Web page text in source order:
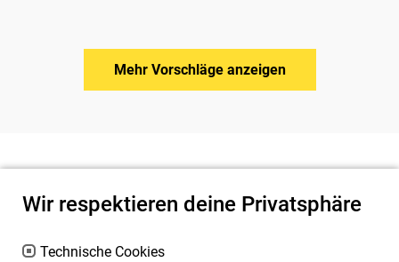
Mehr Vorschläge anzeigen
Wir respektieren deine Privatsphäre
Technische Cookies